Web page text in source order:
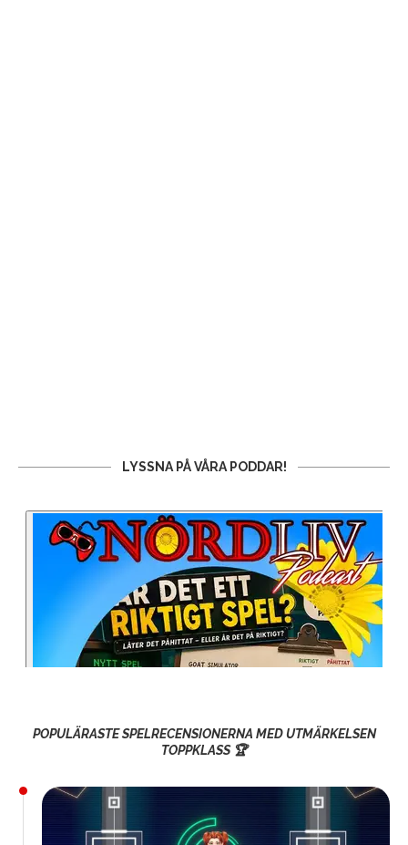
LYSSNA PÅ VÅRA PODDAR!
POPULÄRASTE SPELRECENSIONERNA MED UTMÄRKELSEN
TOPPKLASS 🏆